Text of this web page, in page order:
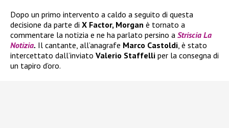
Dopo un primo intervento a caldo a seguito di questa
decisione da parte di X Factor, Morgan è tornato a
commentare la notizia e ne ha parlato persino a Striscia La
Notizia. Il cantante, all’anagrafe Marco Castoldi, è stato
intercettato dall’inviato Valerio Staffelli per la consegna di
un tapiro d’oro.